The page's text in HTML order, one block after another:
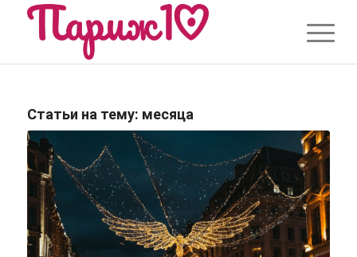
Статьи на тему: месяца